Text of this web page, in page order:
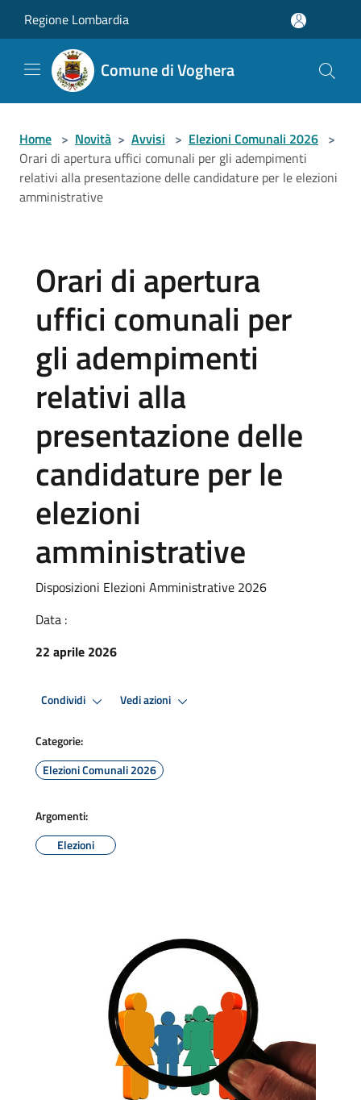
Regione Lombardia
Comune di Voghera
Home > Novità > Avvisi > Elezioni Comunali 2026 >
Orari di apertura uffici comunali per gli adempimenti
relativi alla presentazione delle candidature per le elezioni
amministrative
Orari di apertura
uffici comunali per
gli adempimenti
relativi alla
presentazione delle
candidature per le
elezioni
amministrative
Disposizioni Elezioni Amministrative 2026
Data :
22 aprile 2026
Condividi Vedi azioni
Categorie:
Elezioni Comunali 2026
Argomenti:
Elezioni